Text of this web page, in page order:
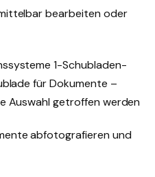
bearbeiten oder
1-Schubladen-
für Dokumente –
Auswahl getroffen werden
abfotografieren und